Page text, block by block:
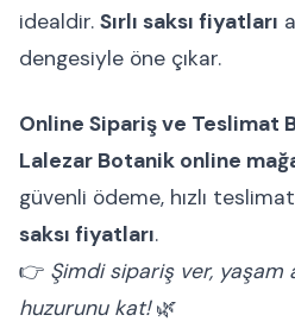
idealdir. Sırlı saksı fiyatları
dengesiyle öne çıkar.
Online Sipariş ve Teslimat
Lalezar Botanik online
güvenli ödeme, hızlı
saksı fiyatları.
👉 Şimdi sipariş ver, yaşam
huzurunu kat!🌿